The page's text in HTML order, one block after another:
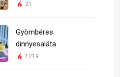
21
Gyömbéres
dinnyesaláta
1219